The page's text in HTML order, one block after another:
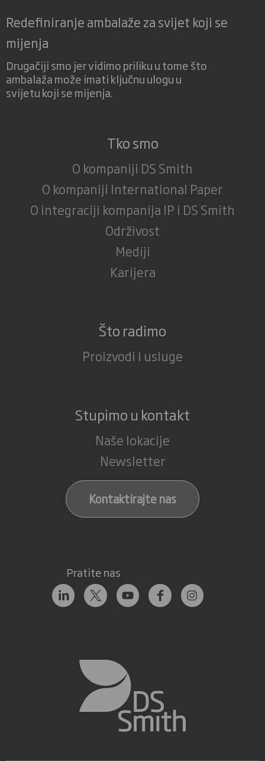
Redefiniranje ambalaže za svijet koji se
mijenja
Drugačiji smo jer vidimo priliku u tome što
ambalaža može imati ključnu ulogu u
svijetu koji se mijenja.
Tko smo
O kompaniji DS Smith
O kompaniji International Paper
O integraciji kompanija IP i DS Smith
Održivost
Mediji
Karijera
Što radimo
Proizvodi i usluge
Stupimo u kontakt
Naše lokacije
Newsletter
Kontaktirajte nas
Pratite nas